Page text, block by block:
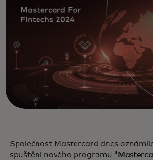
Společnost Mastercard dnes
spuštění nového programu "